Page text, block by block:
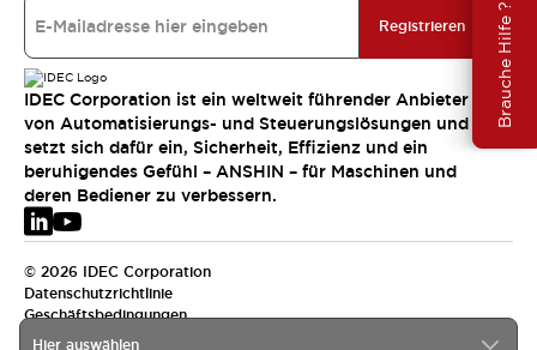
Brauche Hilfe ?
Hier auswählen
Registrieren
IDEC Corporation ist ein weltweit führender Anbieter
von Automatisierungs- und Steuerungslösungen und
setzt sich dafür ein, Sicherheit, Effizienz und ein
beruhigendes Gefühl – ANSHIN – für Maschinen und
deren Bediener zu verbessern.
© 2026 IDEC Corporation
Datenschutzrichtlinie
Geschäftsbedingungen